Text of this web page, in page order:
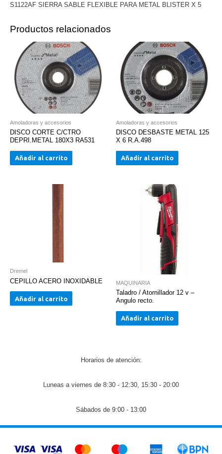
S1122AF SIERRA SABLE FLEXIBLE PARA METAL BLISTER X 5
Productos relacionados
Amoladoras y accesorios
DISCO CORTE C/CTRO
DEPRI.METAL 180X3 RA531
Añadir al carrito
Amoladoras y accesorios
DISCO DESBASTE METAL 125
X 6 R.A.498
Añadir al carrito
Dremel
CEPILLO ACERO INOXIDABLE
Añadir al carrito
MAQUINARIA
Taladro / Atornillador 12 v –
Angulo recto.
Añadir al carrito
Horarios de atención:
Luneas a viernes de 8:30 - 12:30, 15:30 - 20:00
Sábados de 9:00 - 13:00